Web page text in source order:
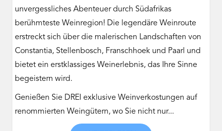
unvergessliches Abenteuer durch Südafrikas
berühmteste Weinregion! Die legendäre Weinroute
erstreckt sich über die malerischen Landschaften von
Constantia, Stellenbosch, Franschhoek und Paarl und
bietet ein erstklassiges Weinerlebnis, das Ihre Sinne
begeistern wird.
Genießen Sie DREI exklusive Weinverkostungen auf
renommierten Weingütern, wo Sie nicht nur...